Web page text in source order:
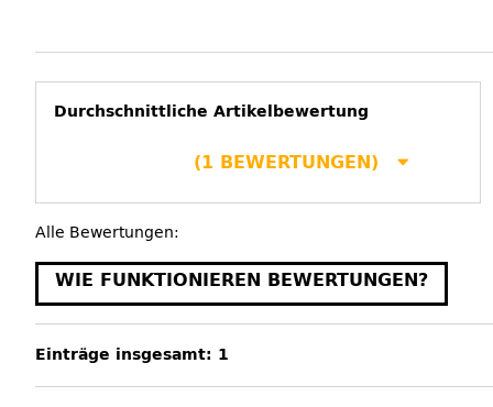
Durchschnittliche Artikelbewertung
(1 BEWERTUNGEN)
Alle Bewertungen:
WIE FUNKTIONIEREN BEWERTUNGEN?
Einträge insgesamt: 1